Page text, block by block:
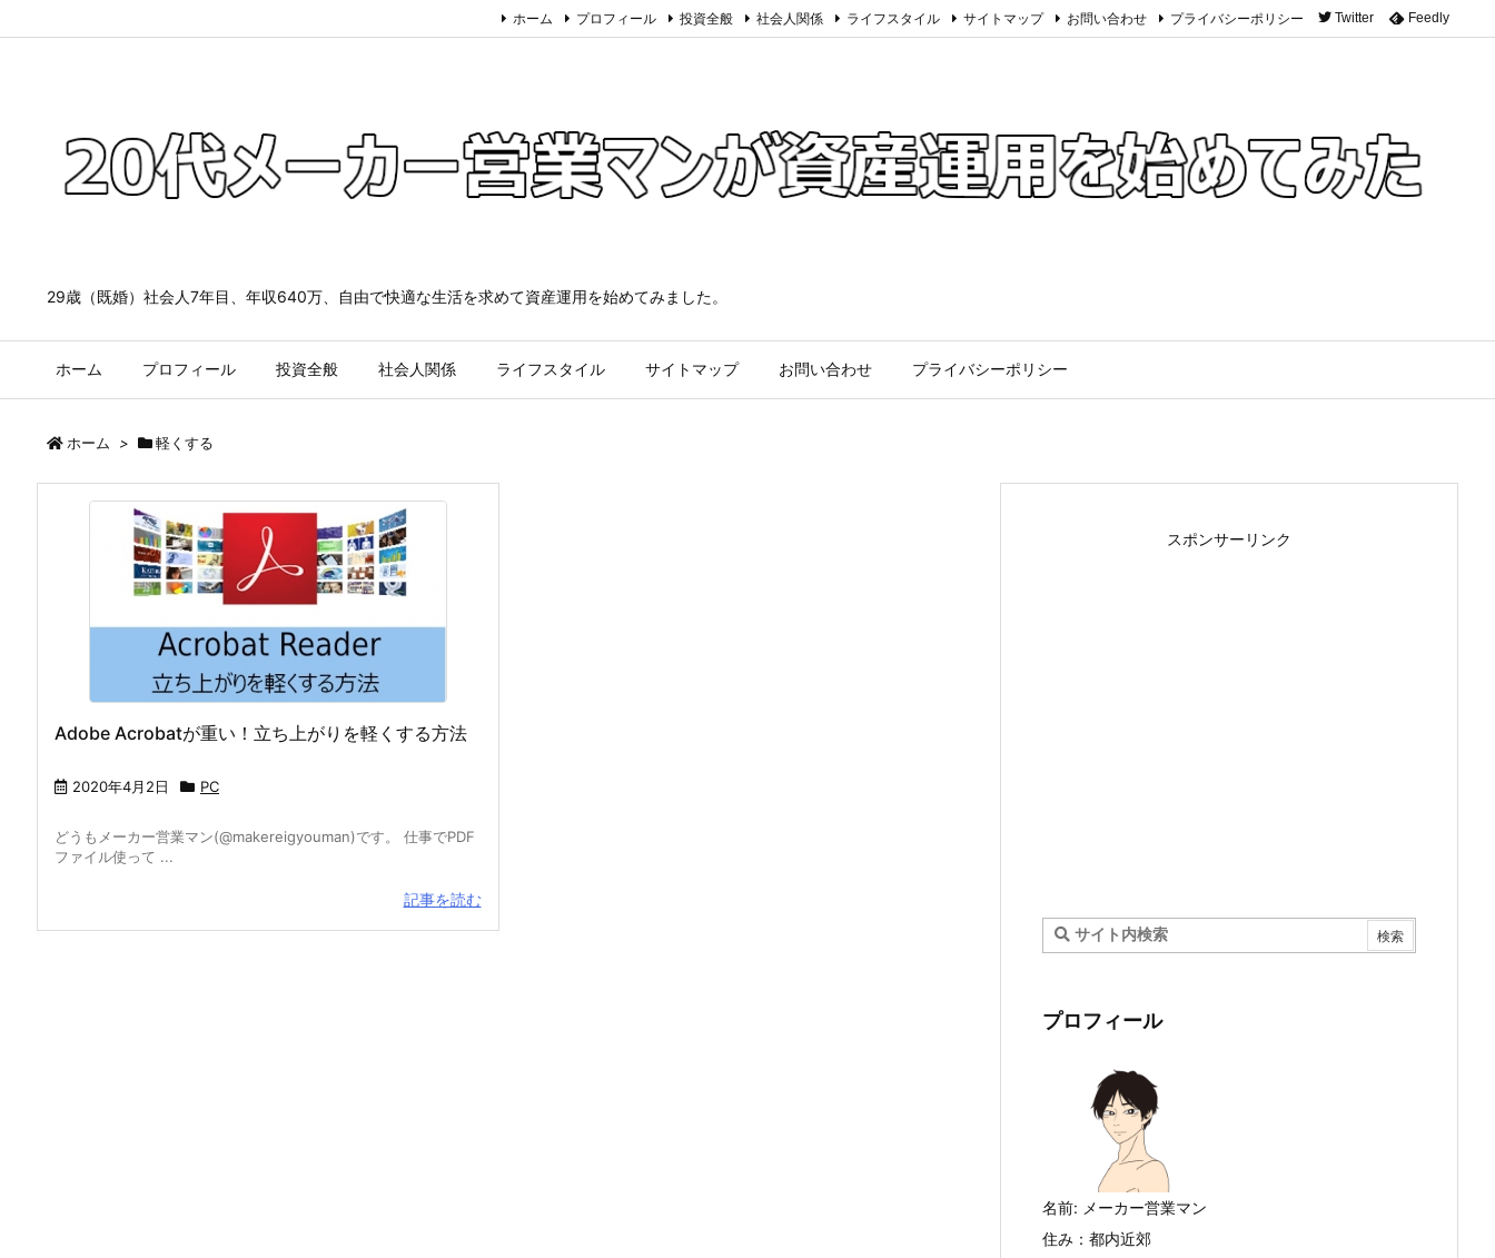
29歳（既婚）社会人7年目、年収640万、自由で快適な生活を求めて資産運用を始めてみました。
ホーム プロフィール 投資全般 社会人関係 ライフスタイル サイトマップ お問い合わせ プライバシーポリシー
ホーム プロフィール 投資全般 社会人関係 ライフスタイル サイトマップ お問い合わせ プライバシーポリシー Twitter Feedly
ホーム > 軽くする
Adobe Acrobatが重い！立ち上がりを軽くする方法
2020年4月2日 PC
どうもメーカー営業マン(@makereigyouman)です。 仕事でPDF
ファイル使って ...
記事を読む
スポンサーリンク
プロフィール
名前: メーカー営業マン
住み：都内近郊